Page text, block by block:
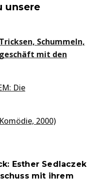
unsere
Schummeln,
mit den
Die
2000)
Esther Sedlaczek
mit ihrem